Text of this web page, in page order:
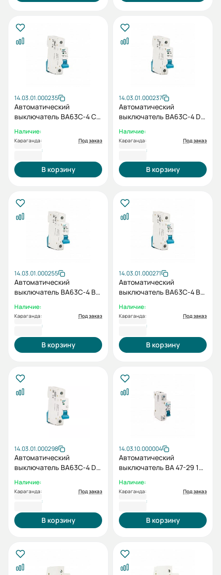
14.03.01.000235
Автоматический
выключатель ВА63C-4 C
Наличие:
Караганда: Под заказ
В корзину
14.03.01.000237
Автоматический
выключатель ВА63C-4 D
Наличие:
Караганда: Под заказ
В корзину
14.03.01.000255
Автоматический
выключатель ВА63C-4 B
Наличие:
Караганда: Под заказ
В корзину
14.03.01.000271
Автоматический
выключатель ВА63C-4 B
Наличие:
Караганда: Под заказ
В корзину
14.03.01.000298
Автоматический
выключатель ВА63C-4 D
Наличие:
Караганда: Под заказ
В корзину
14.03.10.000004
Автоматический
выключатель ВА 47-29 1P
Наличие:
Караганда: Под заказ
В корзину